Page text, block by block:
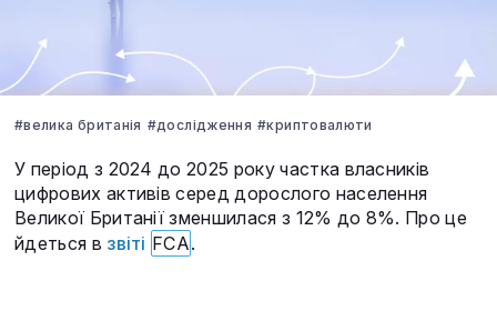
#велика британія #дослідження #криптовалюти
У період з 2024 до 2025 року частка власників
цифрових активів серед дорослого населення
Великої Британії зменшилася з 12% до 8%. Про це
йдеться в звіті FCA.